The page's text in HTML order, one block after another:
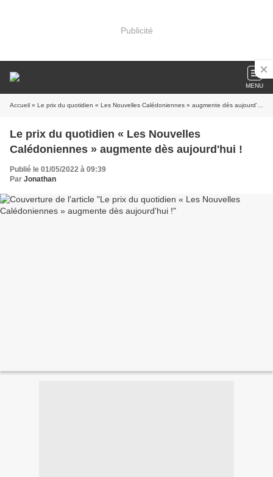
Publicité
MENU
Accueil » Le prix du quotidien « Les Nouvelles Calédoniennes » augmente dès aujourd'hui !
Le prix du quotidien « Les Nouvelles
Calédoniennes » augmente dès aujourd'hui !
Publié le 01/05/2022 à 09:39
Par Jonathan